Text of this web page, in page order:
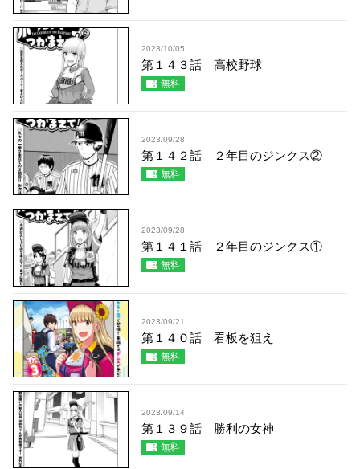
2023/10/05
第１４３話 高校野球
無料
2023/09/28
第１４２話 ２年目のジンクス②
無料
2023/09/28
第１４１話 ２年目のジンクス①
無料
2023/09/21
第１４０話 看板を狙え
無料
2023/09/14
第１３９話 勝利の女神
無料